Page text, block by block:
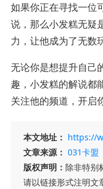
如果你正在寻找一位
说，那么小发糕无疑
力，让他成为了无数
无论你是想提升自己
趣，小发糕的解说都
关注他的频道，开启
本文地址： https://
文章来源： 031卡盟
版权声明： 除非特别
请以链接形式注明文